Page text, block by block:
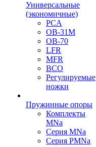
Универсальные
(экономичные)
PCA
ОВ-31М
OB-70
LFR
MFR
ВСО
Регулируемые
ножки
Пружинные опоры
Комплекты
MNa
Серия MNa
Серия PMNa